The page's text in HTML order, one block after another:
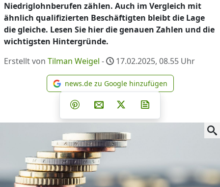
Niedriglohnberufen zählen. Auch im Vergleich mit
ähnlich qualifizierten Beschäftigten bleibt die Lage
die gleiche. Lesen Sie hier die genauen Zahlen und die
wichtigsten Hintergründe.
Erstellt von Tilman Weigel - 17.02.2025, 08.55 Uhr
news.de zu Google
news.de zu Google hinzufügen
Teilen auf Facebook
Teilen auf Whatsapp
Teilen auf Telegram
Teilen auf Pinterest
Per E-Mail teilen
Post auf X